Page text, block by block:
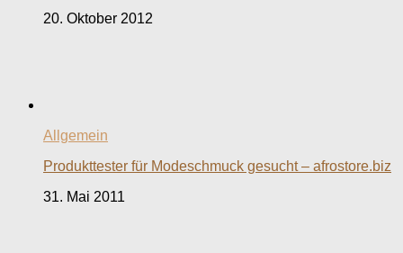
20. Oktober 2012
Allgemein
Produkttester für Modeschmuck gesucht – afrostore.biz
31. Mai 2011